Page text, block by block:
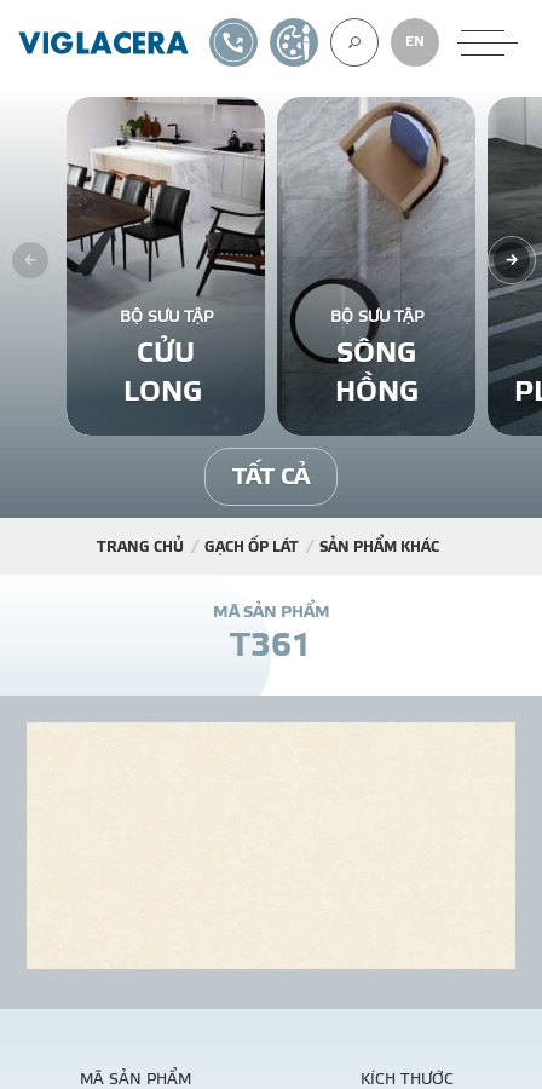
VỀ CHÚNG
GẠCH ỐP LÁT
BÊ TÔNG KHÍ
NGÓI LỢP
THƯ
EN
1900561582TỰ THIẾT KẾ
BỘ SƯU TẬP
CỬU
LONG
BỘ SƯU TẬP
SÔNG
HỒNG
TẤT CẢ
TRANG CHỦ GẠCH ỐP LÁT SẢN PHẨM KHÁC
MÃ SẢN PHẨM
T361
MÃ SẢN PHẨM KÍCH THƯỚC